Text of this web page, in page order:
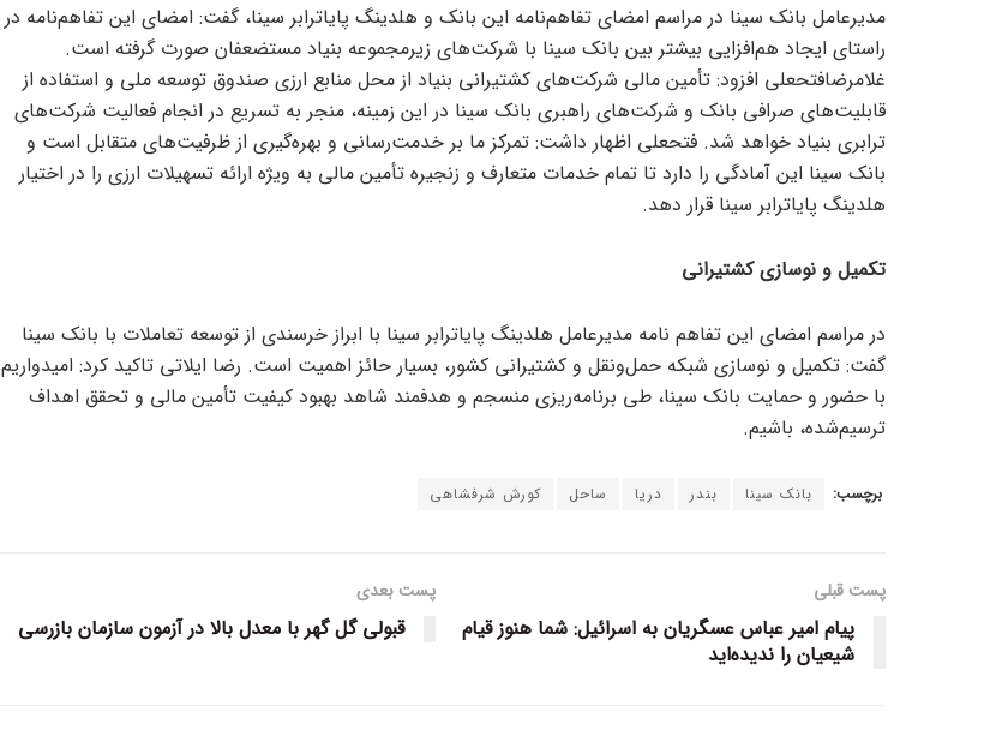
مدیرعامل بانک سینا در مراسم امضای تفاهم‌نامه این بانک و هلدینگ پایاترابر سینا، گفت: امضای این تفاهم‌نامه در
راستای ایجاد هم‌افزایی بیشتر بین بانک سینا با شرکت‌های زیرمجموعه بنیاد مستضعفان صورت گرفته است.
غلامرضافتحعلی افزود: تأمین مالی شرکت‌های کشتیرانی بنیاد از محل منابع ارزی صندوق توسعه ملی و استفاده از
قابلیت‌های صرافی بانک و شرکت‌های راهبری بانک سینا در این زمینه، منجر به تسریع در انجام فعالیت شرکت‌های
ترابری بنیاد خواهد شد. فتحعلی اظهار داشت: تمرکز ما بر خدمت‌رسانی و بهره‌گیری از ظرفیت‌های متقابل است و
بانک سینا این آمادگی را دارد تا تمام خدمات متعارف و زنجیره تأمین مالی به ویژه ارائه تسهیلات ارزی را در اختیار
هلدینگ پایاترابر سینا قرار دهد.
تکمیل و نوسازی کشتیرانی
در مراسم امضای این تفاهم نامه مدیرعامل هلدینگ پایاترابر سینا با ابراز خرسندی از توسعه تعاملات با بانک سینا
گفت: تکمیل و نوسازی شبکه حمل‌ونقل و کشتیرانی کشور، بسیار حائز اهمیت است. رضا ایلاتی تاکید کرد: امیدواریم
با حضور و حمایت بانک سینا، طی برنامه‌ریزی منسجم و هدفمند شاهد بهبود کیفیت تأمین مالی و تحقق اهداف
ترسیم‌شده، باشیم.
برچسب: بانک سینا بندر دریا ساحل کورش شرفشاهی
پست قبلی
پیام امیر عباس عسگریان به اسرائیل: شما هنوز قیام
شیعیان را ندیده‌اید
پست بعدی
قبولی گل گهر با معدل بالا در آزمون سازمان بازرسی